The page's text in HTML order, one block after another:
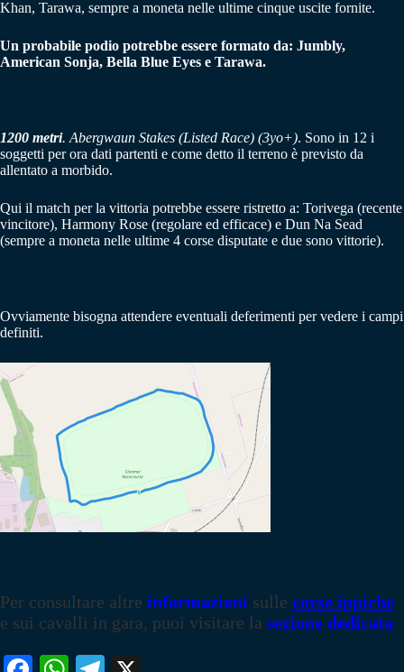
Khan, Tarawa, sempre a moneta nelle ultime cinque uscite fornite.
Un probabile podio potrebbe essere formato da: Jumbly,
American Sonja, Bella Blue Eyes e Tarawa.
1200 metri. Abergwaun Stakes (Listed Race) (3yo+). Sono in 12 i
soggetti per ora dati partenti e come detto il terreno è previsto da
allentato a morbido.
Qui il match per la vittoria potrebbe essere ristretto a: Torivega (recente
vincitore), Harmony Rose (regolare ed efficace) e Dun Na Sead
(sempre a moneta nelle ultime 4 corse disputate e due sono vittorie).
Ovviamente bisogna attendere eventuali deferimenti per vedere i campi
definiti.
Per consultare altre informazioni sulle corse ippiche
e sui cavalli in gara, puoi visitare la sezione dedicata